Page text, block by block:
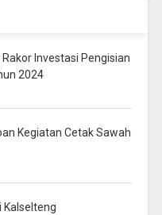
Investasi Pengisian
2024
Kegiatan Cetak Sawah
Kalselteng